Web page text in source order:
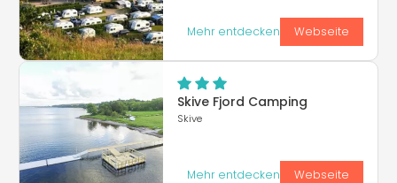
Mehr entdecken Webseite
Skive Fjord Camping
Skive
Mehr entdecken Webseite